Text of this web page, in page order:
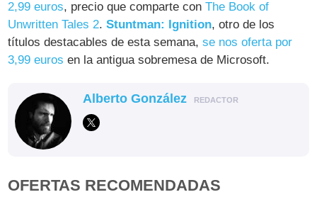
2,99 euros, precio que comparte conThe Book of
Unwritten Tales 2.Stuntman: Ignition, otro de los
títulos destacables de esta semana,se nos oferta por
3,99 euros en la antigua sobremesa de Microsoft.
Alberto González REDACTOR
OFERTAS RECOMENDADAS